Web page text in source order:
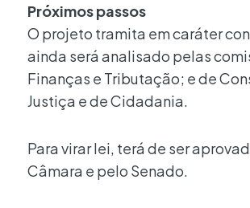
Próximos passos
O projeto tramita em caráter
ainda será analisado pelas
Finanças e Tributação; e de
Justiça e de Cidadania.
Para virar lei, terá de ser
Câmara e pelo Senado.